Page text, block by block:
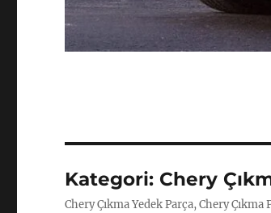
Kategori: Chery
Chery Çıkma Yedek Parça, Chery Çıkma